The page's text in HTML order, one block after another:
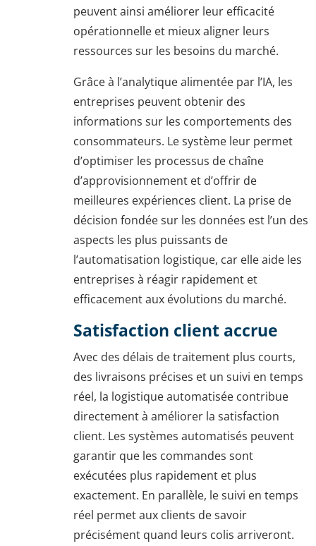
peuvent ainsi améliorer leur efficacité
opérationnelle et mieux aligner leurs
ressources sur les besoins du marché.
Grâce à l’analytique alimentée par l’IA, les
entreprises peuvent obtenir des
informations sur les comportements des
consommateurs. Le système leur permet
d’optimiser les processus de chaîne
d’approvisionnement et d’offrir de
meilleures expériences client. La prise de
décision fondée sur les données est l’un des
aspects les plus puissants de
l’automatisation logistique, car elle aide les
entreprises à réagir rapidement et
efficacement aux évolutions du marché.
Satisfaction client accrue
Avec des délais de traitement plus courts,
des livraisons précises et un suivi en temps
réel, la logistique automatisée contribue
directement à améliorer la satisfaction
client. Les systèmes automatisés peuvent
garantir que les commandes sont
exécutées plus rapidement et plus
exactement. En parallèle, le suivi en temps
réel permet aux clients de savoir
précisément quand leurs colis arriveront.